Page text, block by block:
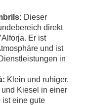
Dieser
direkt
Er ist
und ist
in
Klein und ruhiger,
Kiesel in einer
ist eine gute